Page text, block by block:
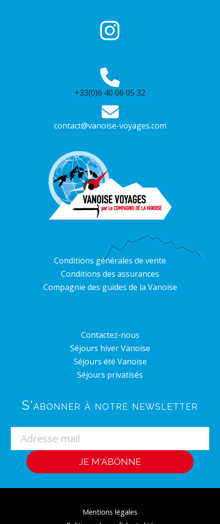
+33(0)6 40 06 05 32
contact@vanoise-voyages.com
Conditions générales de vente
Conditions des assurances
Compagnie des guides de la Vanoise
Contactez-nous
Séjours hiver Vanoise
Séjours été Vanoise
Séjours privatisés
S'abonner à notre newsletter
Mentions légales